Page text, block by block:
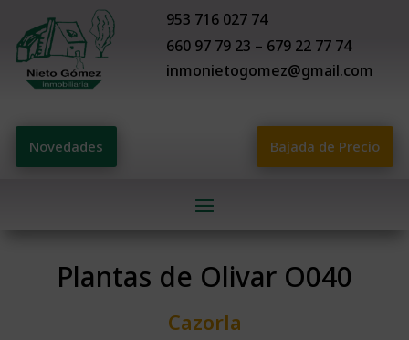
953 716 027 74
660 97 79 23 – 679 22 77 74
inmonietogomez@gmail.com
Novedades Bajada de Precio
Plantas de Olivar O040
Cazorla